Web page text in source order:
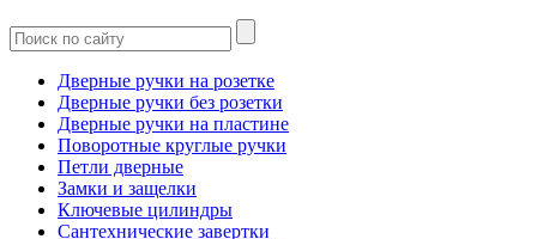
Дверные ручки на розетке
Дверные ручки без розетки
Дверные ручки на пластине
Поворотные круглые ручки
Петли дверные
Замки и защелки
Ключевые цилиндры
Сантехнические завертки